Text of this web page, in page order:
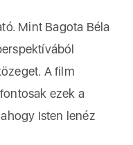
Mint Bagota Béla
A film
ezek a
Isten lenéz